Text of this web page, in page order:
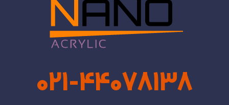
021-44078138